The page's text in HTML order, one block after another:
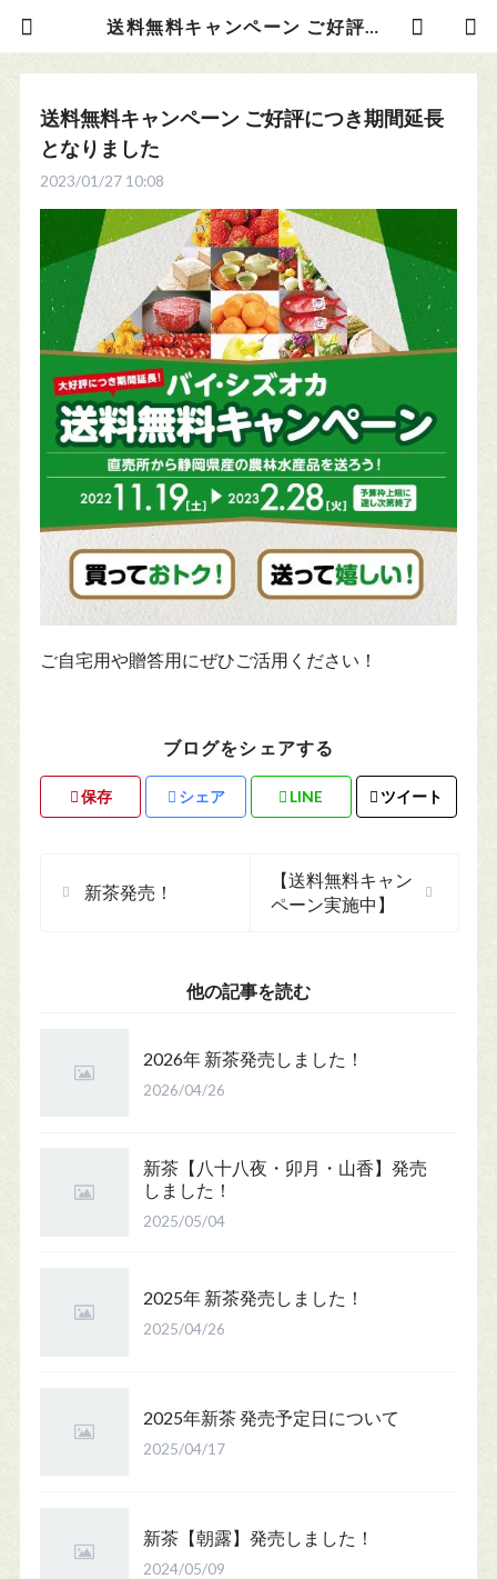
送料無料キャンペーン ご好評につき期間延長となりました | お茶の光緑園
送料無料キャンペーン ご好評につき期間延長
となりました
2023/01/27 10:08
ご自宅用や贈答用にぜひご活用ください！
ブログをシェアする
保存 シェア LINE ツイート
新茶発売！
【送料無料キャン
ペーン実施中】
他の記事を読む
2026年 新茶発売しました！
2026/04/26
新茶【八十八夜・卯月・山香】発売
しました！
2025/05/04
2025年 新茶発売しました！
2025/04/26
2025年新茶 発売予定日について
2025/04/17
新茶【朝露】発売しました！
2024/05/09